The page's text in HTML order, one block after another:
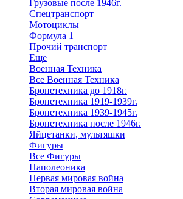
Грузовые после 1946г.
Спецтранспорт
Мотоциклы
Формула 1
Прочий транспорт
Еще
Военная Техника
Все Военная Техника
Бронетехника до 1918г.
Бронетехника 1919-1939г.
Бронетехника 1939-1945г.
Бронетехника после 1946г.
Яйцетанки, мультяшки
Фигуры
Все Фигуры
Наполеоника
Первая мировая война
Вторая мировая война